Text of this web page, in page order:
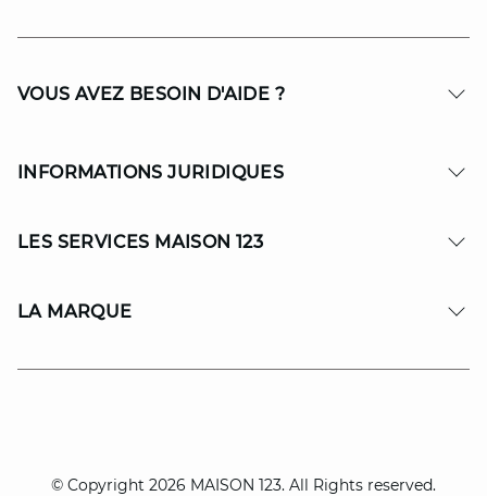
VOUS AVEZ BESOIN D'AIDE ?
INFORMATIONS JURIDIQUES
LES SERVICES MAISON 123
LA MARQUE
© Copyright 2026 MAISON 123. All Rights reserved.